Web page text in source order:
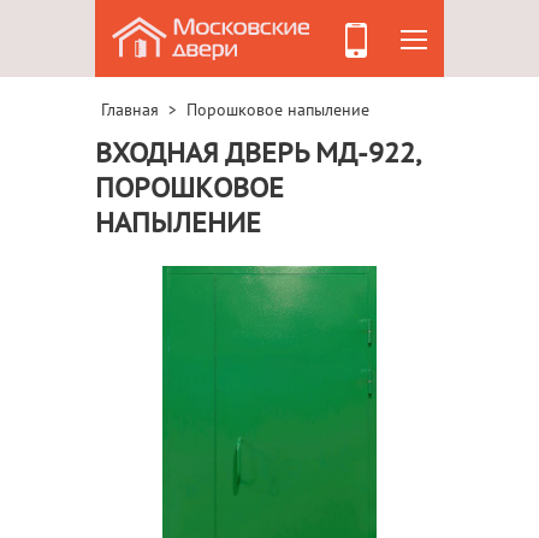
Главная > Порошковое напыление
ВХОДНАЯ ДВЕРЬ МД-922,
ПОРОШКОВОЕ
НАПЫЛЕНИЕ